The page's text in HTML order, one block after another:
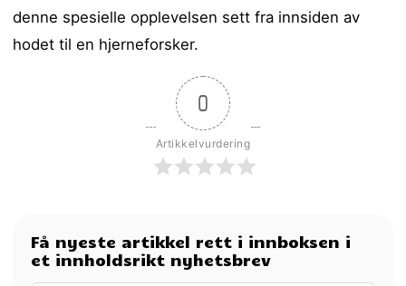
denne spesielle opplevelsen sett fra innsiden av
hodet til en hjerneforsker.
0
Artikkelvurdering
Få nyeste artikkel rett i innboksen i
et innholdsrikt nyhetsbrev